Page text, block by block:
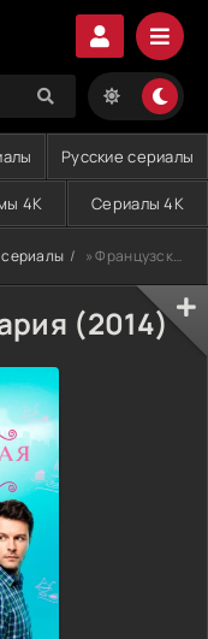
Русские сериалы
4K Сериалы 4K
» Французская кулинария (2014)
(2014)